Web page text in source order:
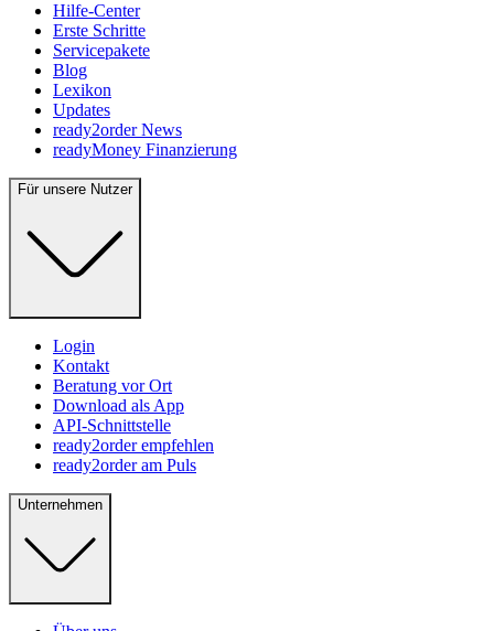
Hilfe-Center
Erste Schritte
Servicepakete
Blog
Lexikon
Updates
ready2order News
readyMoney Finanzierung
Für unsere Nutzer
Login
Kontakt
Beratung vor Ort
Download als App
API-Schnittstelle
ready2order empfehlen
ready2order am Puls
Unternehmen